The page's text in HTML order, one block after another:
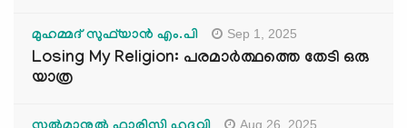
മുഹമ്മദ് സുഫ്‌യാൻ എം.പി Sep 1, 2025
Losing My Religion: പരമാർത്ഥത്തെ തേടി ഒരു
യാത്ര
Aug 26, 2025